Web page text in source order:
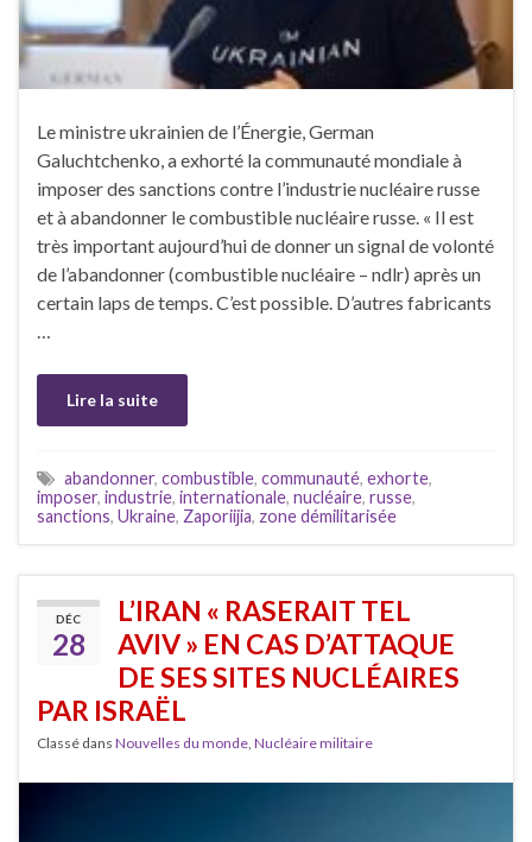
Le ministre ukrainien de l’Énergie, German
Galuchtchenko, a exhorté la communauté mondiale à
imposer des sanctions contre l’industrie nucléaire russe
et à abandonner le combustible nucléaire russe. « Il est
très important aujourd’hui de donner un signal de volonté
de l’abandonner (combustible nucléaire – ndlr) après un
certain laps de temps. C’est possible. D’autres fabricants
…
Lire la suite
abandonner, combustible, communauté, exhorte,
imposer, industrie, internationale, nucléaire, russe,
sanctions, Ukraine, Zaporiijia, zone démilitarisée
DÉC
28
L’IRAN « RASERAIT TEL
AVIV » EN CAS D’ATTAQUE
DE SES SITES NUCLÉAIRES
PAR ISRAËL
Classé dans Nouvelles du monde Nucléaire militaire